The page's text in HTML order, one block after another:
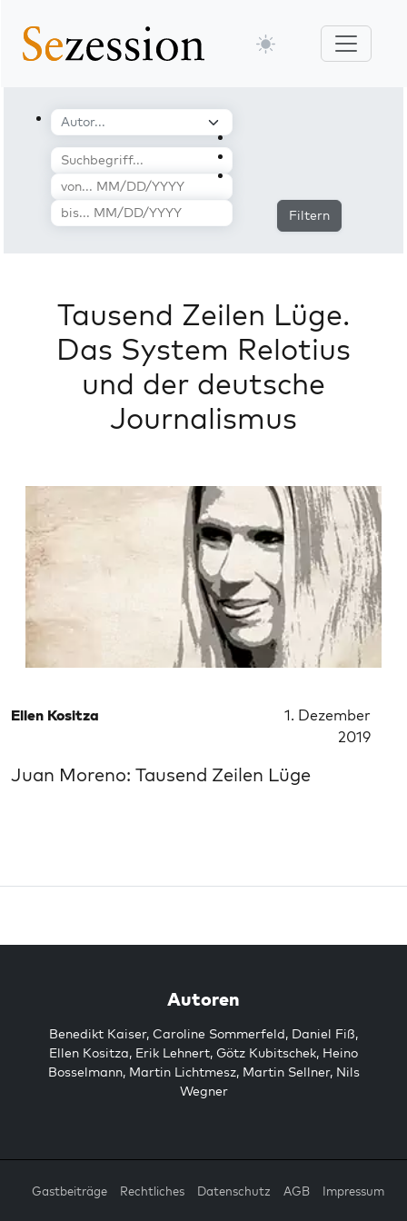
Filtern
Tausend Zeilen Lüge.
Das System Relotius
und der deutsche
Journalismus
Ellen Kositza
1. Dezember
2019
Juan Moreno: Tausend Zeilen Lüge
Autoren
Benedikt Kaiser, Caroline Sommerfeld, Daniel Fiß,
Ellen Kositza, Erik Lehnert, Götz Kubitschek, Heino
Bosselmann, Martin Lichtmesz, Martin Sellner, Nils
Wegner
Gastbeiträge Rechtliches Datenschutz AGB Impressum